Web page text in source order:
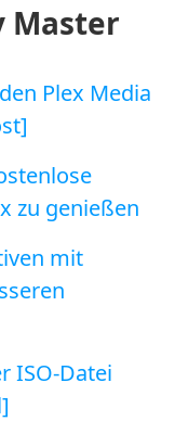
Master
Plex Media
zu genießen​
mit
ISO-Datei